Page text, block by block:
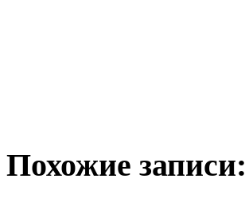
Похожие записи: